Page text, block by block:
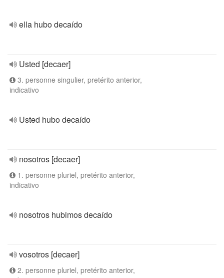
ella hubo decaído
Usted [decaer]
3. personne singulier, pretérito anterior,
indicativo
Usted hubo decaído
nosotros [decaer]
1. personne pluriel, pretérito anterior,
indicativo
nosotros hubimos decaído
vosotros [decaer]
2. personne pluriel, pretérito anterior,